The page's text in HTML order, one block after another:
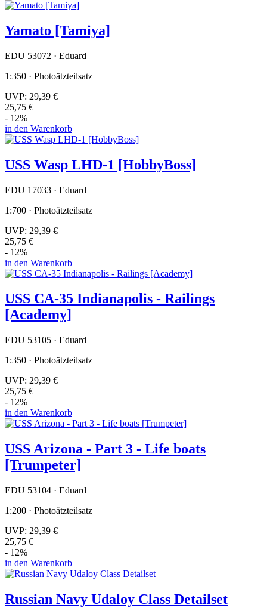
Yamato [Tamiya]
EDU 53072 · Eduard
1:350 · Photoätzteilsatz
UVP: 29,39 €
25,75 €
- 12%
in den Warenkorb
USS Wasp LHD-1 [HobbyBoss]
EDU 17033 · Eduard
1:700 · Photoätzteilsatz
UVP: 29,39 €
25,75 €
- 12%
in den Warenkorb
USS CA-35 Indianapolis - Railings
[Academy]
EDU 53105 · Eduard
1:350 · Photoätzteilsatz
UVP: 29,39 €
25,75 €
- 12%
in den Warenkorb
USS Arizona - Part 3 - Life boats
[Trumpeter]
EDU 53104 · Eduard
1:200 · Photoätzteilsatz
UVP: 29,39 €
25,75 €
- 12%
in den Warenkorb
Russian Navy Udaloy Class Detailset